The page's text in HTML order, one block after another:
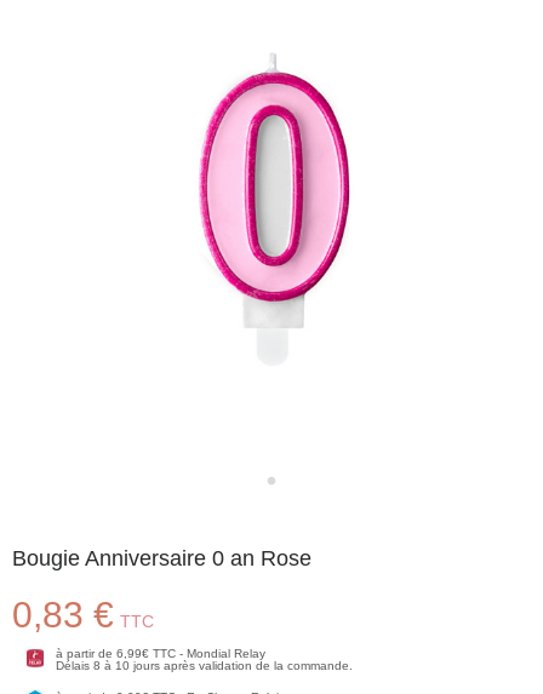
Bougie Anniversaire 0 an Rose
0,83 € TTC
à partir de 6,99€ TTC - Mondial Relay
Délais 8 à 10 jours après validation de la commande.